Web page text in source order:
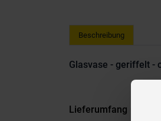
Beschreibung
Glasvase - geriffelt -
Lieferumfang